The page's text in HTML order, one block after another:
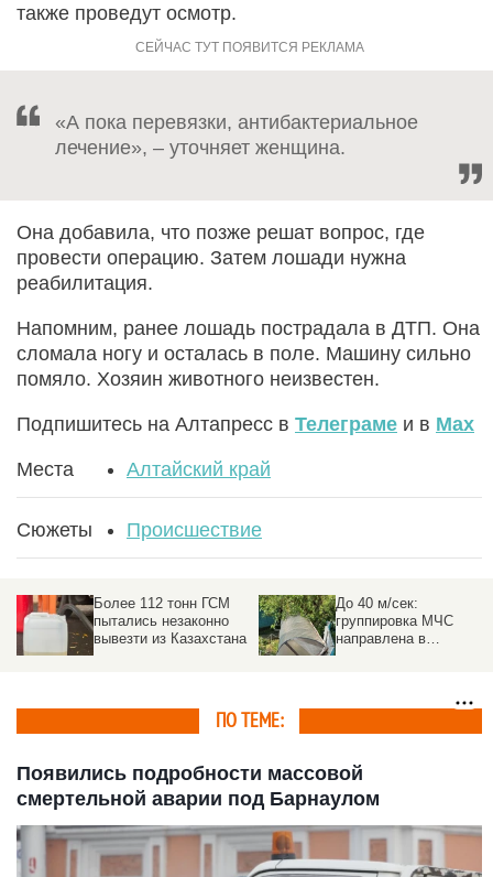
также проведут осмотр.
«А пока перевязки, антибактериальное
лечение», – уточняет женщина.
Она добавила, что позже решат вопрос, где
провести операцию. Затем лошади нужна
реабилитация.
Напомним, ранее лошадь пострадала в ДТП. Она
сломала ногу и осталась в поле. Машину сильно
помяло. Хозяин животного неизвестен.
Подпишитесь на Алтапресс в Телеграме и в Max
Места Алтайский край
Сюжеты Происшествие
Более 112 тонн ГСМ
пытались незаконно
вывезти из Казахстана
До 40 м/сек:
группировка МЧС
направлена в
ПО ТЕМЕ:
Появились подробности массовой
смертельной аварии под Барнаулом